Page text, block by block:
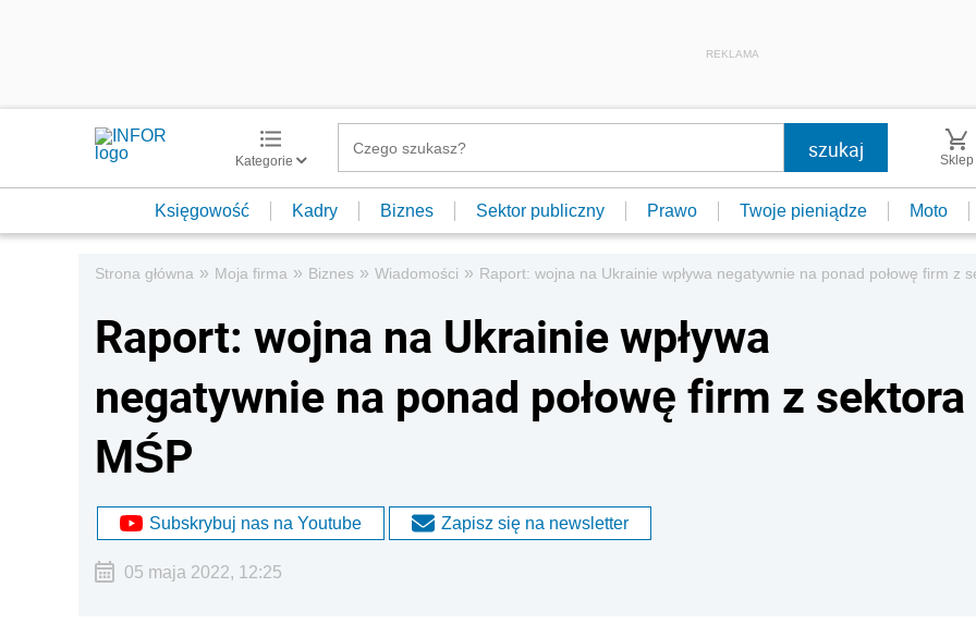
REKLAMA
Kategorie Sklep
Księgowość Kadry Biznes Sektor publiczny Prawo Twoje pieniądze Moto
Strona główna » Moja firma » Biznes » Wiadomości » Raport: wojna na Ukrainie wpływa negatywnie na ponad połowę firm z
Raport: wojna na Ukrainie wpływa
negatywnie na ponad połowę firm z sektora
MŚP
Subskrybuj nas na Youtube Zapisz się na newsletter
05 maja 2022, 12:25